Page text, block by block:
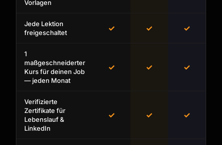
Vorlagen
Jede Lektion
freigeschaltet
✓ ✓ ✓
1
maßgeschneiderter
Kurs für deinen Job
— jeden Monat
✓ ✓ ✓
Verifizierte
Zertifikate für
Lebenslauf &
LinkedIn
✓ ✓ ✓